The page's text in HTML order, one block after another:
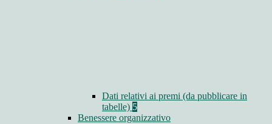
Dati relativi ai premi (da pubblicare in
tabelle) 5
Benessere organizzativo